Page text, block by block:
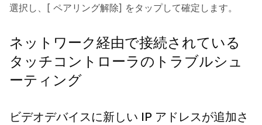
選択し、[ ペアリング解除] をタップして確定します。
ネットワーク経由で接続されている
タッチコントローラのトラブルシュ
ーティング
ビデオデバイスに新しい IP アドレスが追加さ